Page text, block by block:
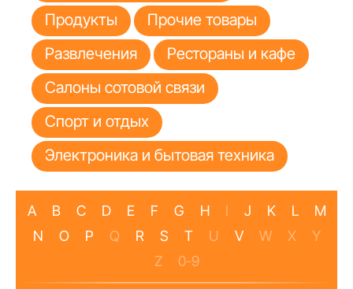
Продукты
Прочие товары
Развлечения
Рестораны и кафе
Салоны сотовой связи
Спорт и отдых
Электроника и бытовая техника
A B C D E F G H I J K L
M
N
O P Q R S T U V W X
Y
Z
0-9